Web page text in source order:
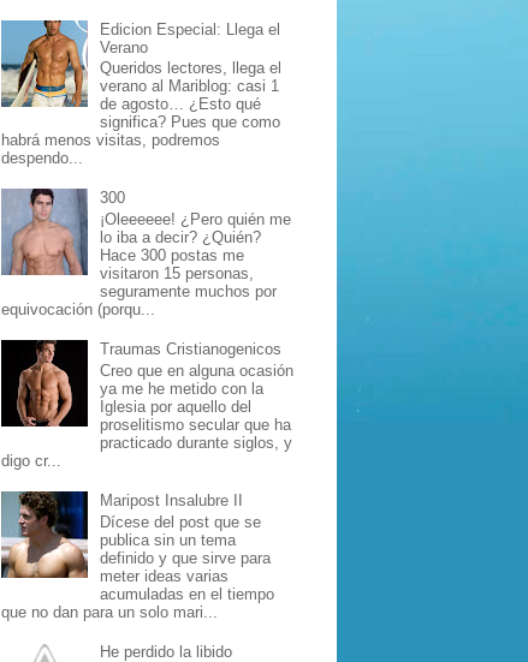
Edicion Especial: Llega el
Verano
Queridos lectores, llega el
verano al Mariblog: casi 1
de agosto… ¿Esto qué
significa? Pues que como
habrá menos visitas, podremos
despendo...
300
¡Oleeeeee! ¿Pero quién me
lo iba a decir? ¿Quién?
Hace 300 postas me
visitaron 15 personas,
seguramente muchos por
equivocación (porqu...
Traumas Cristianogenicos
Creo que en alguna ocasión
ya me he metido con la
Iglesia por aquello del
proselitismo secular que ha
practicado durante siglos, y
digo cr...
Maripost Insalubre II
Dícese del post que se
publica sin un tema
definido y que sirve para
meter ideas varias
acumuladas en el tiempo
que no dan para un solo mari...
He perdido la libido